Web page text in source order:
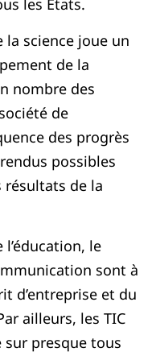
les Etats.
la science joue un
de la
nombre des
de
des progrès
possibles
résultats de la
l’éducation, le
sont à
d’entreprise et du
ailleurs, les TIC
presque tous